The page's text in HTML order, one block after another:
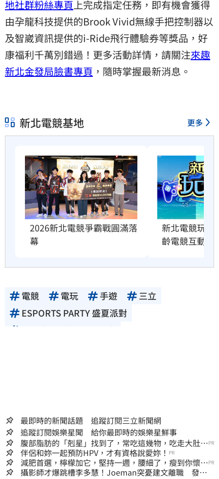
地社群粉絲專頁上完成指定任務，即有機會獲得
由孕龍科技提供的Brook Vivid無線手把控制器以
及智崴資訊提供的i-Ride飛行體驗券等獎品，好
康福利千萬別錯過！更多活動詳情，請關注來趣
新北金發局臉書專頁 ，隨時掌握最新消息。
新北電競基地 更多
2026新北電競爭霸戰圓滿落
幕
新北電競玩夏
齡電競互動祭
電競 電玩 手遊
三立
ESPORTS PARTY 盛夏派對
2024新北電競BUFF狂潮
最即時的新聞話題 追蹤訂閱三立新聞網
追蹤訂閱娛樂星聞 給你最即時的娛樂星鮮事
腹部脂肪的「剋星」找到了，常吃這幾物，吃走大肚
囊，瘦出小蠻腰
PR
伴侶和妳一起預防HPV，才有資格說愛妳！ PR
減肥首選，檸檬加它，堅持一週，腰細了，瘦到你懷疑
人生
PR
攝影師才爆跳槽李多慧！Joeman突憂建文離職 發聲